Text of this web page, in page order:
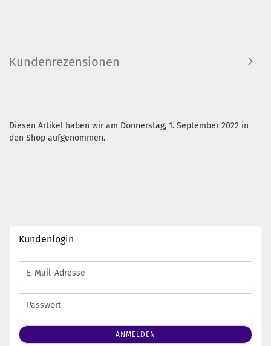
Kundenrezensionen
Diesen Artikel haben wir am Donnerstag, 1. September 2022 in
den Shop aufgenommen.
Kundenlogin
E-
Mail-
Adresse
Passwort
ANMELDEN